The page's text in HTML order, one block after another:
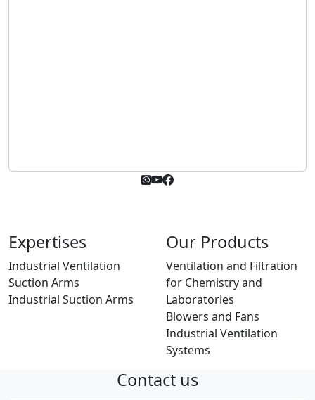
Expertises
Industrial Ventilation
Suction Arms
Industrial Suction Arms
Our Products
Ventilation and Filtration
for Chemistry and
Laboratories
Blowers and Fans
Industrial Ventilation
Systems
Contact us